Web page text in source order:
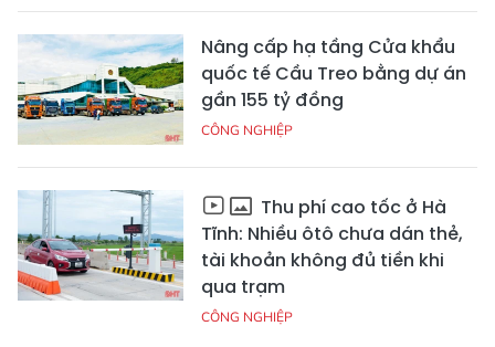
Nâng cấp hạ tầng Cửa khẩu
quốc tế Cầu Treo bằng dự án
gần 155 tỷ đồng
CÔNG NGHIỆP
Thu phí cao tốc ở Hà
Tĩnh: Nhiều ôtô chưa dán thẻ,
tài khoản không đủ tiền khi
qua trạm
CÔNG NGHIỆP